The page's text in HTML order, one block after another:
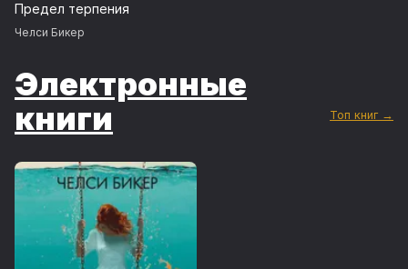
Предел терпения
Челси Бикер
Электронные
книги
Топ книг →